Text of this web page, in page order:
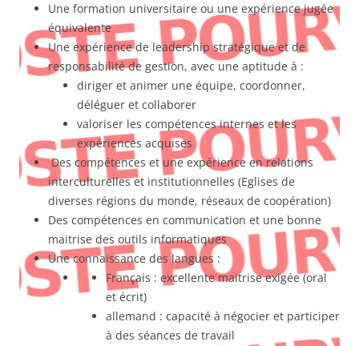
Une formation universitaire ou une expérience jugée
équivalente
Une expérience de leadership stratégique et de
responsabilité de gestion, avec une aptitude à :
diriger et animer une équipe, coordonner,
déléguer et collaborer
valoriser les compétences internes et les
expériences acquises
Des compétences et une expérience en relations
interculturelles et institutionnelles (Eglises de
diverses régions du monde, réseaux de coopération)
Des compétences en communication et une bonne
maitrise des outils informatiques
Une connaissance des langues :
Français : excellente maitrise exigée (oral
et écrit)
allemand : capacité à négocier et participer
à des séances de travail